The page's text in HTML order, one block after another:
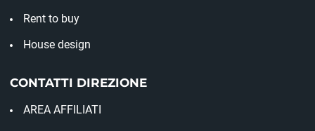
Rent to buy
House design
CONTATTI DIREZIONE
AREA AFFILIATI